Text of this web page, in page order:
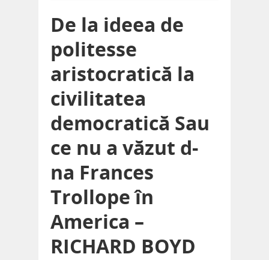
De la ideea de
politesse
aristocratică la
civilitatea
democratică Sau
ce nu a văzut d-
na Frances
Trollope în
America –
RICHARD BOYD